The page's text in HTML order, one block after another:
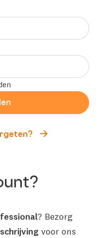
? Bezorg
voor ons